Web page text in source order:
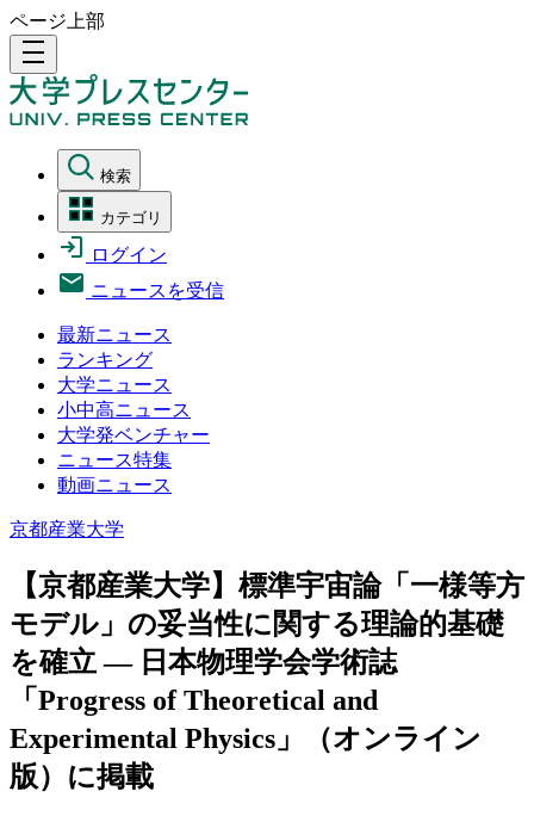
ページ上部
density_medium
検索
カテゴリ
ログイン
ニュースを受信
最新ニュース
ランキング
大学ニュース
小中高ニュース
大学発ベンチャー
ニュース特集
動画ニュース
京都産業大学
【京都産業大学】標準宇宙論「一様等方
モデル」の妥当性に関する理論的基礎
を確立 — 日本物理学会学術誌
「Progress of Theoretical and
Experimental Physics」（オンライン
版）に掲載